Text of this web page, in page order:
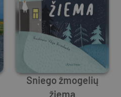
Sniego žmogelių
žiema